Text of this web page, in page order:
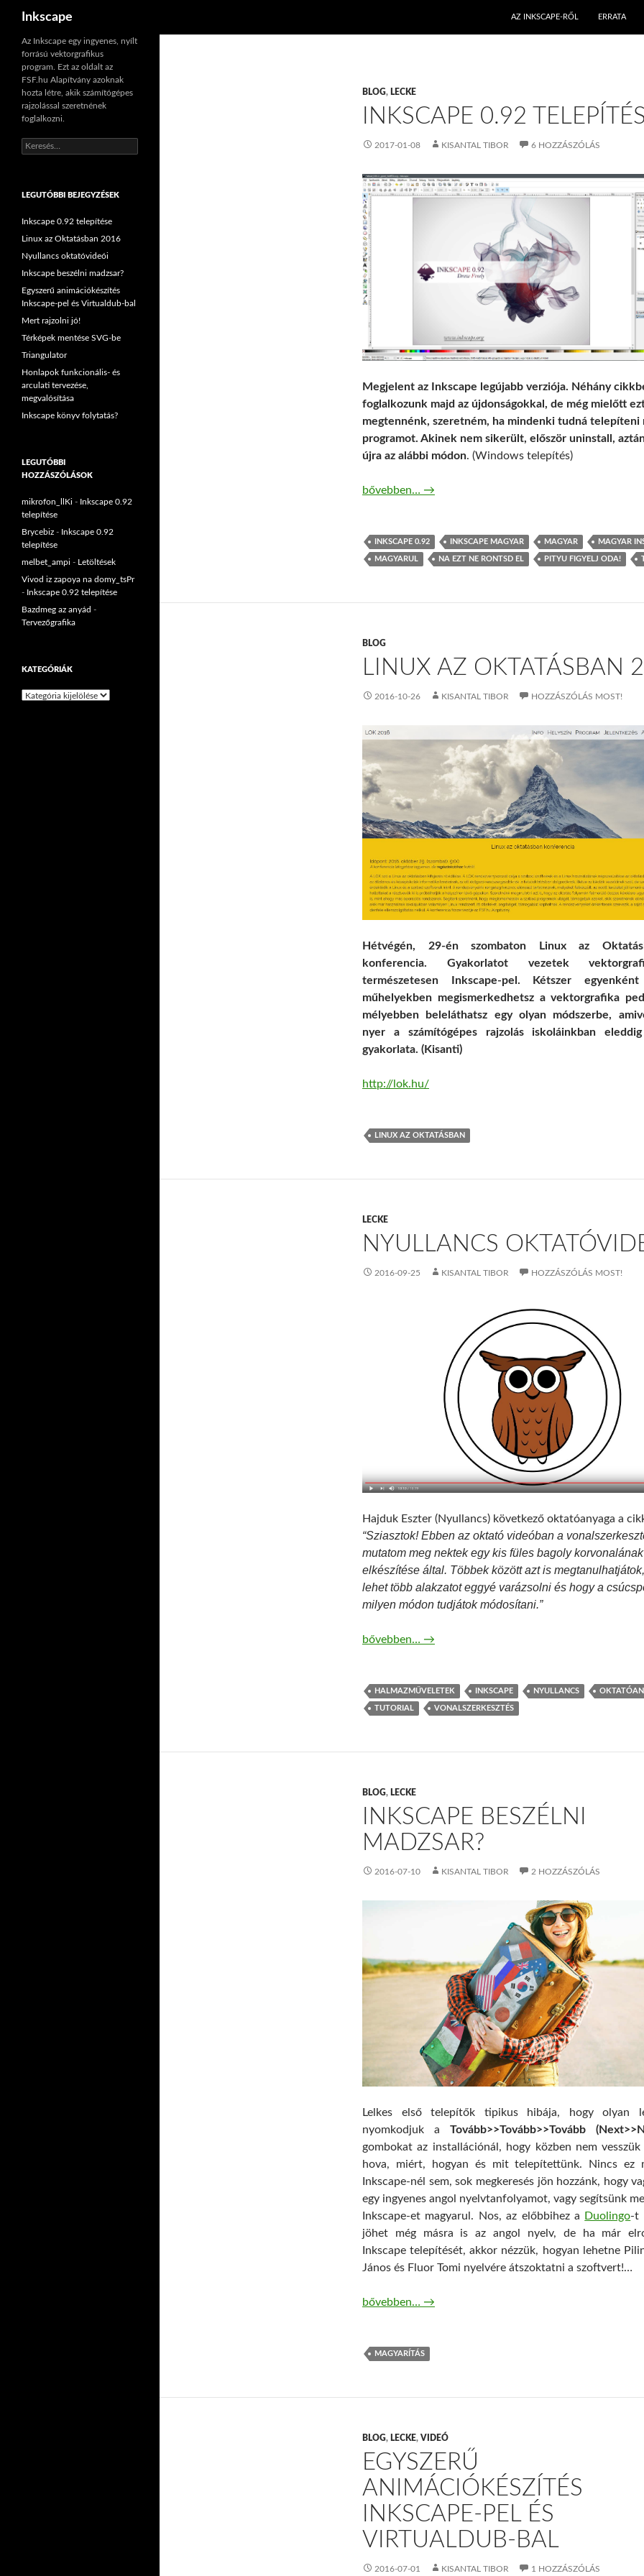
Kilépés
tartalomba
Inkscape AZ INKSCAPE-RŐL ERRATA
BLOG, LECKE
INKSCAPE 0.92
2017-01-08 KISANTAL TIBOR 6 HOZZÁSZÓLÁS
Megjelent az Inkscape legújabb verziója. Néhány
foglalkozunk majd az újdonságokkal, de még mielőtt
megtennénk, szeretném, ha mindenki tudná telepíteni
programot. Akinek nem sikerült, először uninstall,
újra az alábbi módon. (Windows telepítés)
Inkscape 0.92 telepítése
bővebben… →
INKSCAPE 0.92 INKSCAPE MAGYAR MAGYAR MAGYAR
MAGYARUL NA EZT NE RONTSD EL PITYU FIGYELJ ODA!
BLOG
LINUX AZ OKTATÁSBAN
2016-10-26 KISANTAL TIBOR HOZZÁSZÓLÁS MOST!
Hétvégén, 29-én szombaton Linux az
konferencia. Gyakorlatot vezetek
természetesen Inkscape-pel. Kétszer
műhelyekben megismerkedhetsz a vektorgrafika
mélyebben beleláthatsz egy olyan módszerbe,
nyer a számítógépes rajzolás iskoláinkban eleddig
gyakorlata. (Kisanti)
http://lok.hu/
LINUX AZ OKTATÁSBAN
LECKE
NYULLANCS
2016-09-25 KISANTAL TIBOR HOZZÁSZÓLÁS MOST!
Hajduk Eszter (Nyullancs) következő oktatóanyaga a
“Sziasztok! Ebben az oktató videóban a
mutatom meg nektek egy kis füles bagoly korvonalának
elkészítése által. Többek között azt is
lehet több alakzatot eggyé varázsolni és hogy a
milyen módon tudjátok módosítani.”
Nyullancs oktatóvideói
bővebben… →
HALMAZMŰVELETEK INKSCAPE NYULLANCS
TUTORIAL VONALSZERKESZTÉS
BLOG, LECKE
INKSCAPE BESZÉLNI
MADZSAR?
2016-07-10 KISANTAL TIBOR 2 HOZZÁSZÓLÁS
Lelkes első telepítők tipikus hibája, hogy olyan
nyomkodjuk a Tovább>>Tovább>>Tovább
gombokat az installációnál, hogy közben nem vesszük
hova, miért, hogyan és mit telepítettünk. Nincs ez
Inkscape-nél sem, sok megkeresés jön hozzánk, hogy
egy ingyenes angol nyelvtanfolyamot, vagy segítsünk
Inkscape-et magyarul. Nos, az előbbihez a
Duolingo-t
jöhet még másra is az angol nyelv, de ha már
Inkscape telepítését, akkor nézzük, hogyan lehetne
János és Fluor Tomi nyelvére átszoktatni a szoftvert!…
Inkscape beszélni madzsar?
bővebben… →
MAGYARÍTÁS
BLOG, LECKE, VIDEÓ
EGYSZERŰ
ANIMÁCIÓKÉSZÍTÉS
INKSCAPE-PEL ÉS
VIRTUALDUB-BAL
2016-07-01 KISANTAL TIBOR 1 HOZZÁSZÓLÁS
Az Inkscape egy ingyenes, nyílt
forrású vektorgrafikus
program. Ezt az oldalt az
FSF.hu Alapítvány azoknak
hozta létre, akik számítógépes
rajzolással szeretnének
foglalkozni.
Keresés:
LEGUTÓBBI BEJEGYZÉSEK
Inkscape 0.92 telepítése
Linux az Oktatásban 2016
Nyullancs oktatóvideói
Inkscape beszélni madzsar?
Egyszerű animációkészítés
Inkscape-pel és Virtualdub-bal
Mert rajzolni jó!
Térképek mentése SVG-be
Triangulator
Honlapok funkcionális- és
arculati tervezése,
megvalósítása
Inkscape könyv folytatás?
LEGUTÓBBI
HOZZÁSZÓLÁSOK
mikrofon_llKi - Inkscape 0.92
telepítése
Brycebiz - Inkscape 0.92
telepítése
melbet_ampi - Letöltések
Vivod iz zapoya na domy_tsPr
- Inkscape 0.92 telepítése
Bazdmeg az anyád -
Tervezőgrafika
KATEGÓRIÁK
Kategóriák